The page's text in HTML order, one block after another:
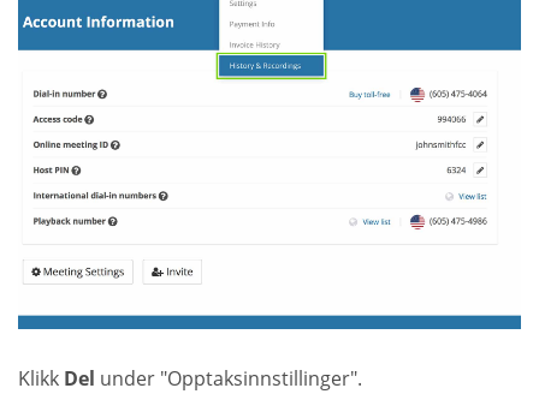
Klikk Del under "Opptaksinnstillinger".